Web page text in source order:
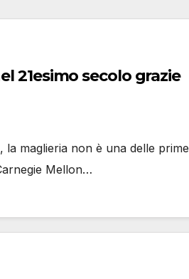
21esimo secolo grazie
la maglieria non è una delle prime
Mellon…